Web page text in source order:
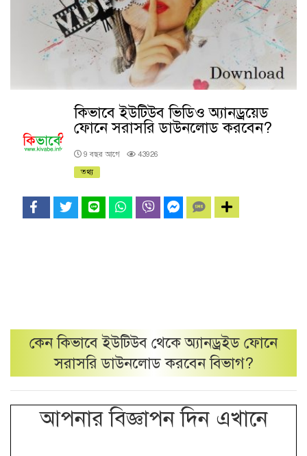
কিভাবে ইউটিউব ভিডিও অ্যানড্রয়েড
ফোনে সরাসরি ডাউনলোড করবেন?
9 বছর আগে
43926
তথ্য
কেনকিভাবে ইউটিউব থেকে অ্যানড্রইড ফোনে
সরাসরি ডাউনলোড করবেনবিভাগ?
আপনার বিজ্ঞাপন দিন এখানে